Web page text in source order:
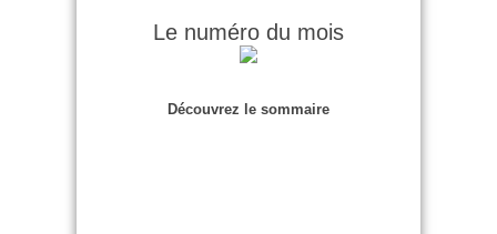
Le numéro du mois
Découvrez le sommaire